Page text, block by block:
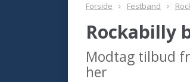
Forside Festband
Rockabilly
Modtag tilbud
her